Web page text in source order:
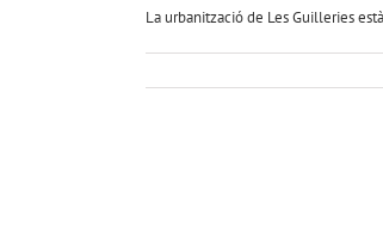
La urbanització de Les Guilleries